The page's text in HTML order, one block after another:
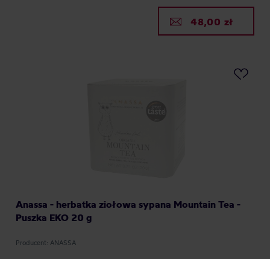
48,00 zł
Anassa - herbatka ziołowa sypana Mountain Tea -
Puszka EKO 20 g
Producent: ANASSA